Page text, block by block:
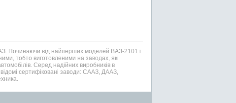
Починаючи від найперших моделей ВАЗ-2101 і
тобто виготовленими на заводах, які
Серед надійних виробників в
сертифіковані заводи: СААЗ, ДААЗ,